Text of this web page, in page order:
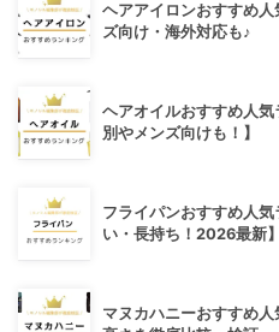
ヘアアイロンおすすめ
ズ向け・海外対応も♪
ヘアオイルおすすめ人
別やメンズ向けも！】
フライパンおすすめ人
い・長持ち！2026最新】
マヌカハニーおすすめ